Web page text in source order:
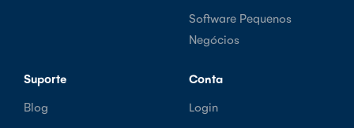
Software Pequenos
Negócios
Suporte
Blog
Conta
Login